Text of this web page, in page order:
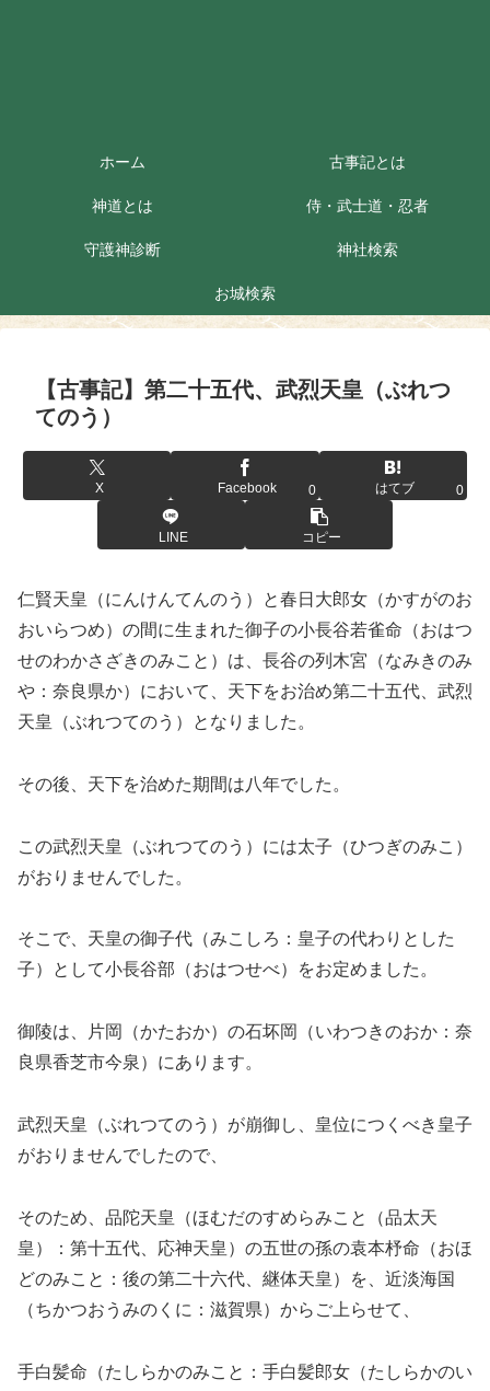
ホーム 古事記とは
神道とは 侍・武士道・忍者
守護神診断 神社検索
お城検索
【古事記】第二十五代、武烈天皇（ぶれつ
てのう）
X Facebook 0 はてブ 0
LINE コピー
仁賢天皇（にんけんてんのう）と春日大郎女（かすがのお
おいらつめ）の間に生まれた御子の小長谷若雀命（おはつ
せのわかさざきのみこと）は、長谷の列木宮（なみきのみ
や：奈良県か）において、天下をお治め第二十五代、武烈
天皇（ぶれつてのう）となりました。
その後、天下を治めた期間は八年でした。
この武烈天皇（ぶれつてのう）には太子（ひつぎのみこ）
がおりませんでした。
そこで、天皇の御子代（みこしろ：皇子の代わりとした
子）として小長谷部（おはつせべ）をお定めました。
御陵は、片岡（かたおか）の石坏岡（いわつきのおか：奈
良県香芝市今泉）にあります。
武烈天皇（ぶれつてのう）が崩御し、皇位につくべき皇子
がおりませんでしたので、
そのため、品陀天皇（ほむだのすめらみこと（品太天
皇）：第十五代、応神天皇）の五世の孫の袁本杼命（おほ
どのみこと：後の第二十六代、継体天皇）を、近淡海国
（ちかつおうみのくに：滋賀県）からご上らせて、
手白髪命（たしらかのみこと：手白髪郎女（たしらかのい